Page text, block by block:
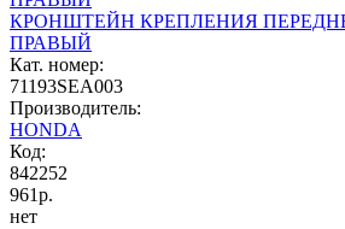
КРОНШТЕЙН КРЕПЛЕНИЯ
ПРАВЫЙ
Кат. номер:
71193SEA003
Производитель:
HONDA
Код:
842252
961р.
нет